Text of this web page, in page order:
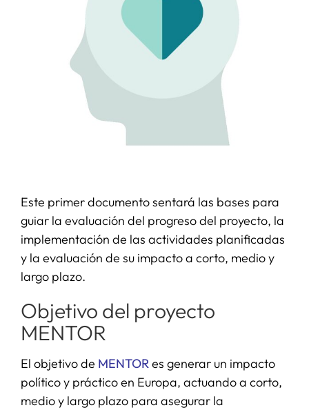
Este primer documento sentará las bases para
guiar la evaluación del progreso del proyecto, la
implementación de las actividades planificadas
y la evaluación de su impacto a corto, medio y
largo plazo.
Objetivo del proyecto
MENTOR
El objetivo de MENTORes generar un impacto
político y práctico en Europa, actuando a corto,
medio y largo plazo para asegurar la